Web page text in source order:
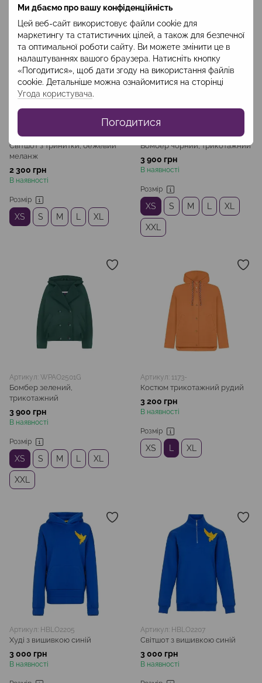
Ми дбаємо про вашу конфіденційність
Цей веб-сайт використовує файли cookie для
маркетингу та статистичних цілей, а також для безпечної
та оптимальної роботи сайту. Ви можете змінити це в
налаштуваннях вашого браузера. Натисніть кнопку
«Погодитися», щоб дати згоду на використання файлів
cookie. Детальніше можна ознайомитися на сторінці
Угода користувача.
Погодитися
Артикул: WKOO2401
Світшот з тринитки, бежевий
меланж
2 300 грн
В наявності
Розмір
XS S M XL
Артикул: WPAO2501
Бомбер чорний, трикотажний
3 900 грн
В наявності
Розмір
XS S M XL
XXL
Артикул: WPAO2501G
Бомбер зелений,
трикотажний
3 900 грн
В наявності
Розмір
XS S M XL
XXL
Артикул: 1173-
Костюм трикотажний рудий
3 200 грн
В наявності
Розмір
XS XL
Артикул: HBLO2205
Худі з вишивкою синій
3 000 грн
В наявності
Артикул: HBLO2207
Світшот з вишивкою синій
3 000 грн
В наявності